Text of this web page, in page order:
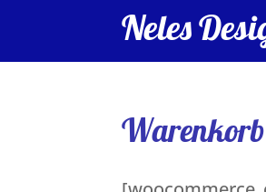
Neles
Warenkorb